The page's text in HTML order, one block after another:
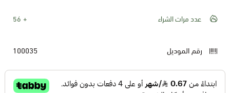
التصنيف:بهارات
النوع: تمر قلادة
عدد مرات الشراء 56
رقم الموديل 100035